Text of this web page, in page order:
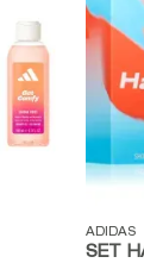
Vista
ADIDAS
SET